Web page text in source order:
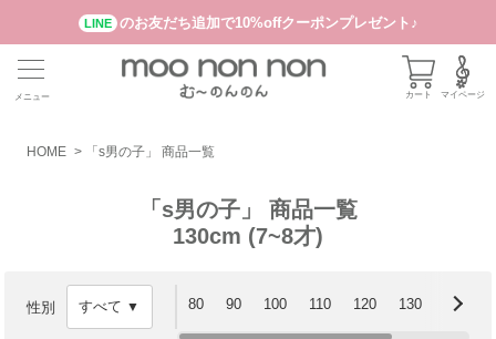
LINE のお友だち追加で10%offクーポンプレゼント♪
カート マイページ
メニュー
HOME 「s男の子」 商品一覧
「s男の子」 商品一覧
130cm (7~8才)
性別 80 90 100 110 120 130 140